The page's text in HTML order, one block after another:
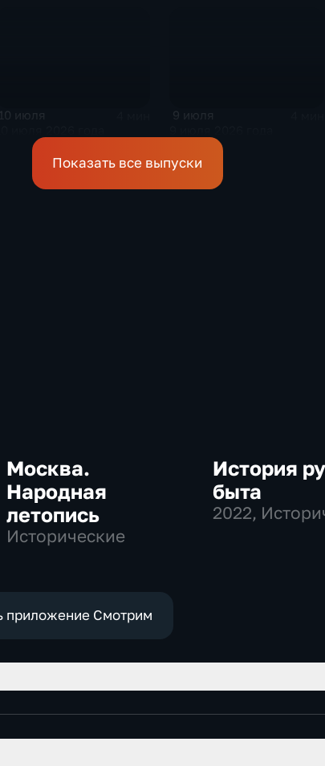
10 июля 9 июля
Показать все выпуски
Москва.
Народная
летопись
Исторические
История
быта
2022,
приложение Смотрим